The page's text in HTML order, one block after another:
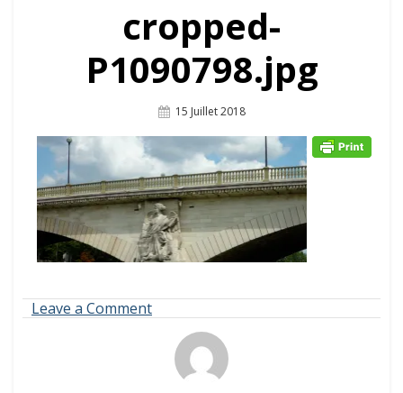
cropped-
P1090798.jpg
Posted
15 Juillet 2018
Leave a Commenton
P1090798.jpg